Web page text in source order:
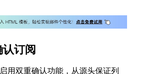
订阅
用双重确认功能，从源头保证列